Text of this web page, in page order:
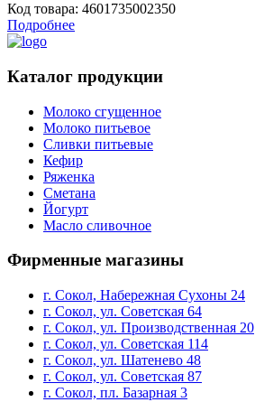
Код товара: 4601735002350
Подробнее
Каталог продукции
Молоко сгущенное
Молоко питьевое
Сливки питьевые
Кефир
Ряженка
Сметана
Йогурт
Масло сливочное
Фирменные магазины
г. Сокол, Набережная Сухоны 24
г. Сокол, ул. Советская 64
г. Сокол, ул. Производственная 20
г. Сокол, ул. Советская 114
г. Сокол, ул. Шатенево 48
г. Сокол, ул. Советская 87
г. Сокол, пл. Базарная 3